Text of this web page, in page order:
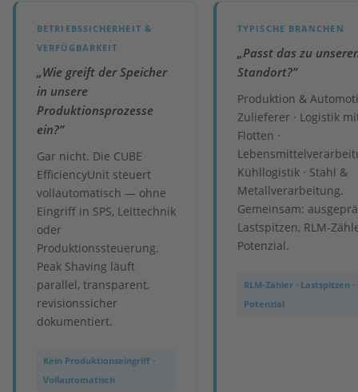
BETRIEBSSICHERHEIT &
VERFÜGBARKEIT
„Wie greift der Speicher
in unsere
Produktionsprozesse
ein?”
Gar nicht. Die CUBE
EfficiencyUnit steuert
vollautomatisch — ohne
Eingriff in SPS, Leittechnik
oder
Produktionssteuerung.
Peak Shaving läuft
parallel, transparent,
revisionssicher
dokumentiert.
Kein Produktionseingriff ·
Vollautomatisch
TYPISCHE BRANCHEN
„Passt das zu
Standort?”
Produktion &
Zulieferer · Logistik
Flotten ·
Kühllogistik · Stahl &
Metallverarbeitung.
Gemeinsam:
Lastspitzen, RLM-
Potenzial.
RLM-Zähler · Lastspitzen ·
Potenzial